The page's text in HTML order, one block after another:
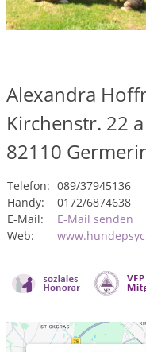
Alexandra
Kirchenstr. 22
82110
Telefon: 089/37945136
Handy:
0172/6874638
E-Mail:
E-Mail senden
Web: